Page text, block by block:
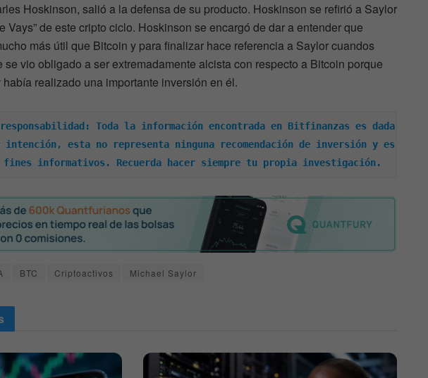
Hoskinson, salió a la defensa de su producto. Hoskinson se refirió a Saylor
Vays” de este cripto ciclo. Hoskinson se encargó de dar a entender que
más útil que Bitcoin y para finalizar hace referencia a Saylor cuandos
se vio obligado a ser extremadamente alcista con respecto a Bitcoin porque
había realizado una importante inversión en él.
responsabilidad: Toda la información encontrada en Bitfinanzas es dada
intención, esta no representa ninguna recomendación de inversión y es
fines informativos. Recuerda hacer siempre tu propia investigación.
BTC Criptoactivos Michael Saylor